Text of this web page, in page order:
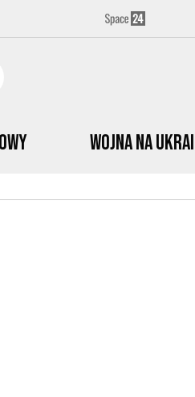
Wojna na